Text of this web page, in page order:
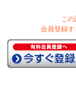
こ
会員登録す